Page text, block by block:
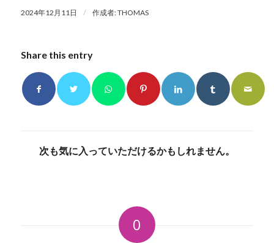
2024年12月11日 / 作成者:THOMAS
Share this entry
次も気に入っていただけるかもしれません。
0